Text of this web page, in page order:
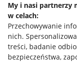
My i nasi partnerzy
w celach:
Przechowywanie
nich.
treści, badanie
bezpieczeństwa,
Allegro Gadane dla
Allegro Gadane dla
Mapa miejscowości